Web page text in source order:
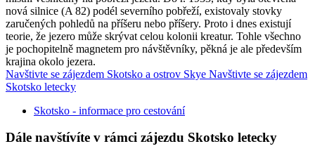
nová silnice (A 82) podél severního pobřeží, existovaly stovky
zaručených pohledů na příšeru nebo příšery. Proto i dnes existují
teorie, že jezero může skrývat celou kolonii kreatur. Tohle všechno
je pochopitelně magnetem pro návštěvníky, pěkná je ale především
krajina okolo jezera.
Navštivte se zájezdem Skotsko a ostrov Skye Navštivte se zájezdem
Skotsko letecky
Skotsko - informace pro cestování
Dále navštívíte v rámci zájezdu Skotsko letecky